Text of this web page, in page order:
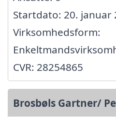
Startdato: 20. januar
Virksomhedsform:
CVR: 28254865
Brosbøls Gartner/